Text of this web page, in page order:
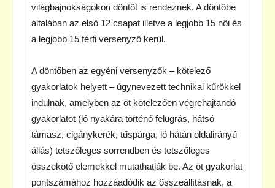
világbajnokságokon döntőt is rendeznek. A döntőbe
általában az első 12 csapat illetve a legjobb 15 női és
a legjobb 15 férfi versenyző kerül.
A döntőben az egyéni versenyzők – kötelező
gyakorlatok helyett – úgynevezett technikai kűrökkel
indulnak, amelyben az öt kötelezően végrehajtandó
gyakorlatot (ló nyakára történő felugrás, hátsó
támasz, cigánykerék, tűspárga, ló hátán oldalirányú
állás) tetszőleges sorrendben és tetszőleges
összekötő elemekkel mutathatják be. Az öt gyakorlat
pontszámához hozzáadódik az összeállításnak, a